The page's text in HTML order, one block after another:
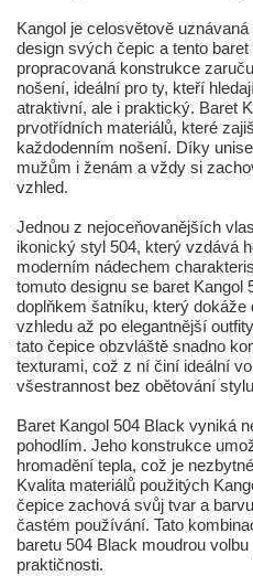
Kangol je celosvětově
design svých čepic a tento
propracovaná konstrukce
nošení, ideální pro ty, kteří
atraktivní, ale i praktický. Baret
prvotřídních materiálů, které
každodenním nošení. Díky
mužům i ženám a vždy si
vzhled.
Jednou z nejoceňovanějších
ikonický styl 504, který vzdává
moderním nádechem
tomuto designu se baret Kangol
doplňkem šatníku, který dokáže
vzhledu až po elegantnější
tato čepice obzvláště snadno
texturami, což z ní činí ideální
všestrannost bez obětování
Baret Kangol 504 Black vyniká
pohodlím. Jeho konstrukce
hromadění tepla, což je
Kvalita materiálů použitých
čepice zachová svůj tvar a
častém používání. Tato
baretu 504 Black moudrou
praktičnosti.